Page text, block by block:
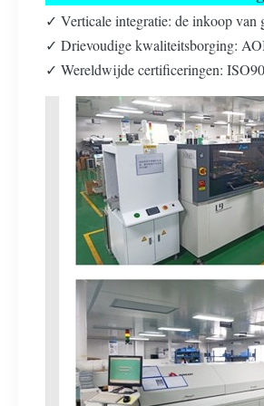
✓ Verticale integratie: de inkoop van
✓ Drievoudige kwaliteitsborging:
✓ Wereldwijde certificeringen: